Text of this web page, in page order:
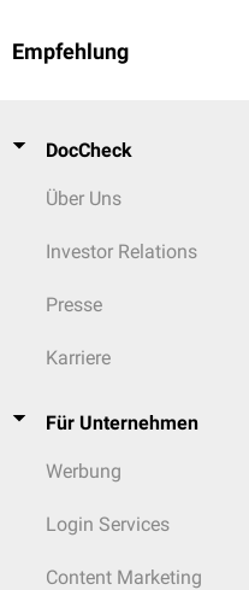
Empfehlung
DocCheck
Über Uns
Investor Relations
Presse
Karriere
Für Unternehmen
Werbung
Login Services
Content Marketing